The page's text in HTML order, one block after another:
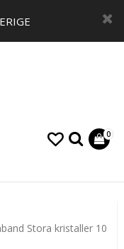
0
Stora kristaller 10